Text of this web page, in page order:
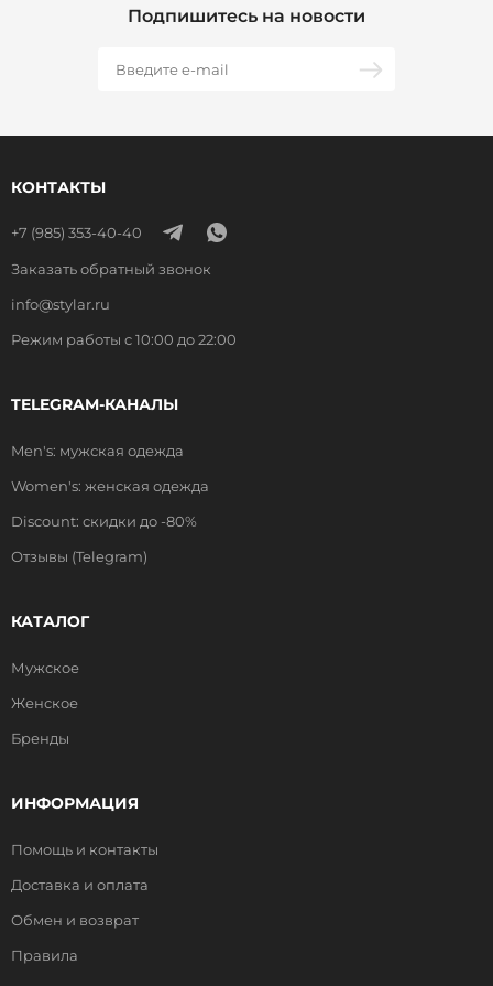
Подпишитесь на новости
КОНТАКТЫ
+7 (985) 353-40-40
Заказать обратный звонок
info@stylar.ru
Режим работы с 10:00 до 22:00
TELEGRAM-КАНАЛЫ
Men's: мужская одежда
Women's: женская одежда
Discount: скидки до -80%
Отзывы (Telegram)
КАТАЛОГ
Мужское
Женское
Бренды
ИНФОРМАЦИЯ
Помощь и контакты
Доставка и оплата
Обмен и возврат
Правила